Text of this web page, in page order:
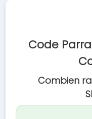
Code
Combien